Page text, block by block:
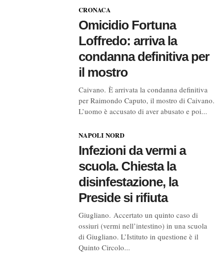
CRONACA
Omicidio Fortuna
Loffredo: arriva la
condanna definitiva per
il mostro
Caivano. È arrivata la condanna definitiva
per Raimondo Caputo, il mostro di Caivano.
L’uomo è accusato di aver abusato e poi...
NAPOLI NORD
Infezioni da vermi a
scuola. Chiesta la
disinfestazione, la
Preside si rifiuta
Giugliano. Accertato un quinto caso di
ossiuri (vermi nell’intestino) in una scuola
di Giugliano. L’Istituto in questione è il
Quinto Circolo...